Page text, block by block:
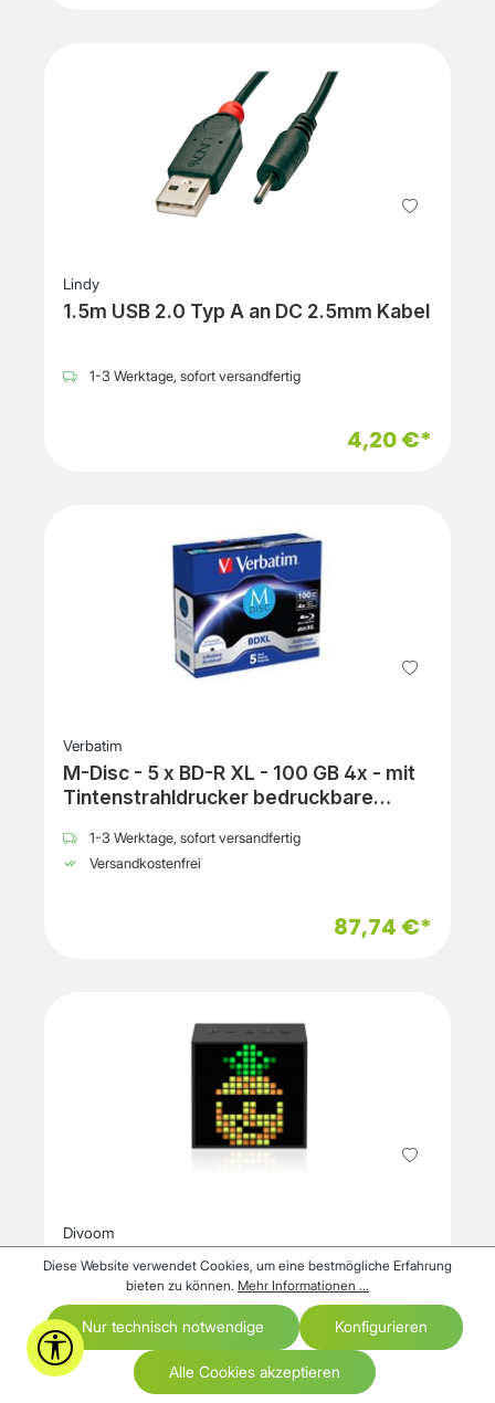
Lindy
1.5m USB 2.0 Typ A an DC 2.5mm Kabel
1-3 Werktage, sofort versandfertig
4,20 €*
Verbatim
M-Disc - 5 x BD-R XL - 100 GB 4x - mit
Tintenstrahldrucker bedruckbare
1-3 Werktage, sofort versandfertig
Versandkostenfrei
87,74 €*
Divoom
Timebox Evo Bluetooth-Lautsprecher
mit Pixel-Art-Display Schwarz
1-3 Werktage, sofort versandfertig
36,56 €*
Werkzeugleiste anzeigen
Diese Website verwendet Cookies, um eine bestmögliche Erfahrung
bieten zu können. Mehr Informationen ...
Nur technisch notwendige Konfigurieren
Alle Cookies akzeptieren